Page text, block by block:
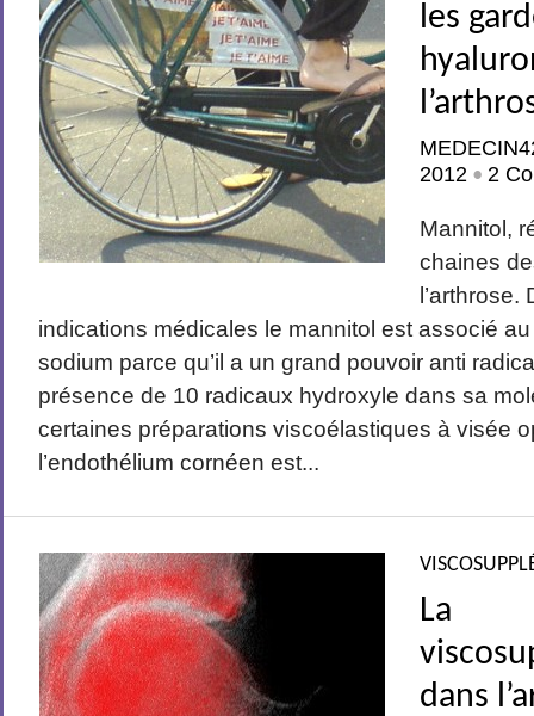
les
2012 •2
Mannitol,
chaines
indications médicales le mannitol est associé
sodium parce qu’il a un grand pouvoir anti
présence de 10 radicaux hydroxyle dans sa
certaines préparations viscoélastiques à visée
l’endothélium cornéen est...
La
dans